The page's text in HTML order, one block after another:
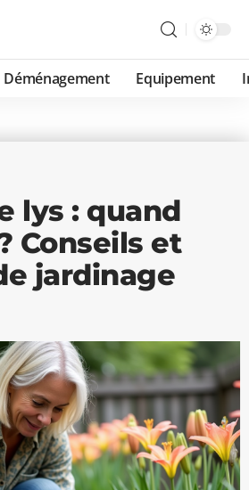
Déménagement Equipement
lys : quand
Conseils et
jardinage